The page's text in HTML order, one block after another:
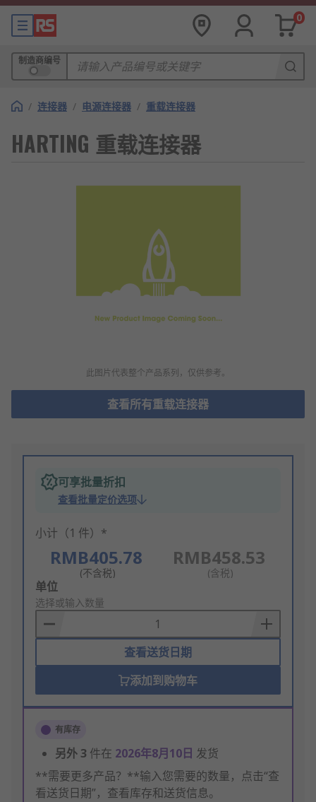
0
制造商编号
/ 连接器 / 电源连接器 / 重载连接器
HARTING 重载连接器
此图片代表整个产品系列，仅供参考。
查看所有重载连接器
可享批量折扣
查看批量定价选项
小计（1 件）*
RMB405.78
(不含税)
RMB458.53
(含税)
Add
to
Basket
单位
选择或输入数量
查看送货日期
添加到购物车
有库存
另外3 件在 2026年8月10日 发货
**需要更多产品？**输入您需要的数量，点击“查
看送货日期”，查看库存和送货信息。